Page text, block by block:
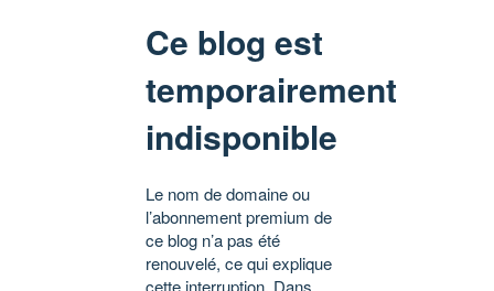
Ce blog est
temporairement
indisponible
Le nom de domaine ou
l’abonnement premium de
ce blog n’a pas été
renouvelé, ce qui explique
cette interruption. Dans